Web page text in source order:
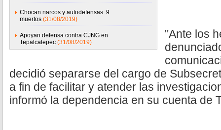
Chocan narcos y autodefensas: 9
muertos (31/08/2019)
Apoyan defensa contra CJNG en
Tepalcatepec (31/08/2019)
"Ante los
decidió separarse del cargo de
a fin de facilitar y atender las
informó la dependencia en su cuenta de